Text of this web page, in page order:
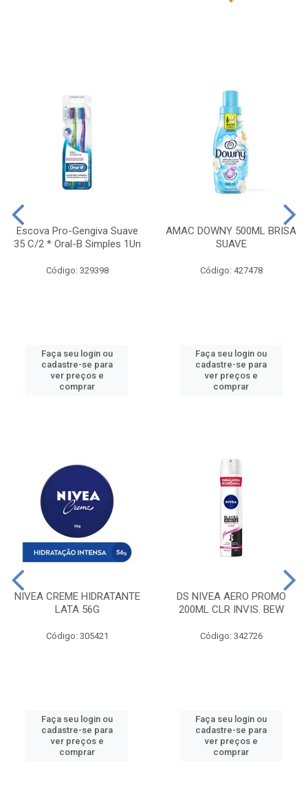
Escova Pro-Gengiva Suave
35 C/2 * Oral-B Simples 1Un
Código: 329398
Faça seu login ou
cadastre-se para
ver preços e
comprar
AMAC DOWNY 500ML BRISA
SUAVE
Código: 427478
Faça seu login ou
cadastre-se para
ver preços e
comprar
NIVEA CREME HIDRATANTE
LATA 56G
Código: 305421
Faça seu login ou
cadastre-se para
ver preços e
comprar
DS NIVEA AERO PROMO
200ML CLR INVIS. BEW
Código: 342726
Faça seu login ou
cadastre-se para
ver preços e
comprar